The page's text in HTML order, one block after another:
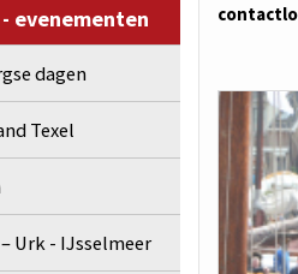
evenementen
dagen
Texel
Urk - IJsselmeer